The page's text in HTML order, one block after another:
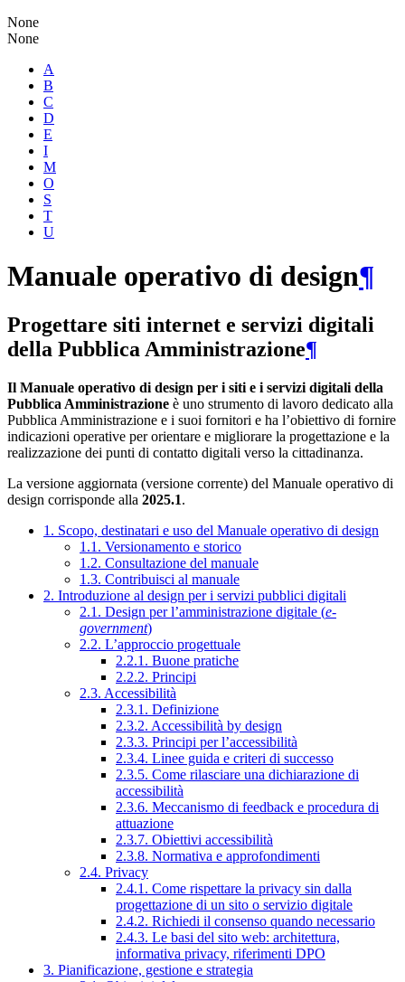
None
None
A
B
C
D
E
I
M
O
S
T
U
Manuale operativo di design¶
Progettare siti internet e servizi digitali
della Pubblica Amministrazione¶
Il Manuale operativo di design per i siti e i servizi digitali della
Pubblica Amministrazione è uno strumento di lavoro dedicato alla
Pubblica Amministrazione e i suoi fornitori e ha l’obiettivo di fornire
indicazioni operative per orientare e migliorare la progettazione e la
realizzazione dei punti di contatto digitali verso la cittadinanza.
La versione aggiornata (versione corrente) del Manuale operativo di
design corrisponde alla 2025.1.
1. Scopo, destinatari e uso del Manuale operativo di design
1.1. Versionamento e storico
1.2. Consultazione del manuale
1.3. Contribuisci al manuale
2. Introduzione al design per i servizi pubblici digitali
2.1. Design per l’amministrazione digitale (e-
government)
2.2. L’approccio progettuale
2.2.1. Buone pratiche
2.2.2. Principi
2.3. Accessibilità
2.3.1. Definizione
2.3.2. Accessibilità by design
2.3.3. Principi per l’accessibilità
2.3.4. Linee guida e criteri di successo
2.3.5. Come rilasciare una dichiarazione di
accessibilità
2.3.6. Meccanismo di feedback e procedura di
attuazione
2.3.7. Obiettivi accessibilità
2.3.8. Normativa e approfondimenti
2.4. Privacy
2.4.1. Come rispettare la privacy sin dalla
progettazione di un sito o servizio digitale
2.4.2. Richiedi il consenso quando necessario
2.4.3. Le basi del sito web: architettura,
informativa privacy, riferimenti DPO
3. Pianificazione, gestione e strategia